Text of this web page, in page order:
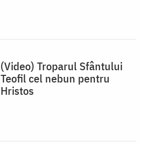
(Video) Troparul Sfântului
Teofil cel nebun pentru
Hristos